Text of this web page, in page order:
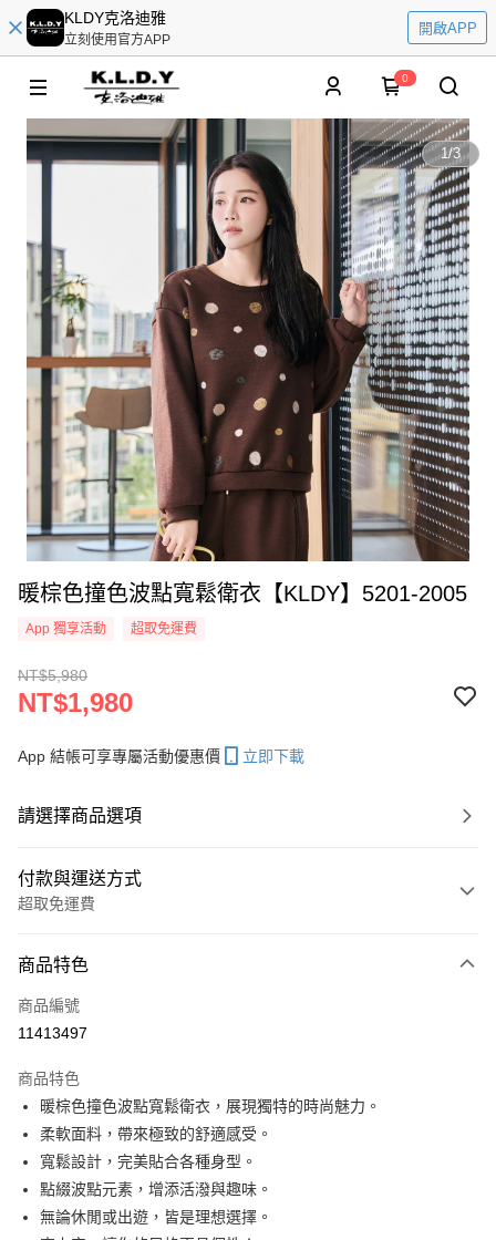
KLDY克洛迪雅
立刻使用官方APP
開啟APP
0
1/3
暖棕色撞色波點寬鬆衛衣【KLDY】5201-2005
App 獨享活動 超取免運費
NT$5,980
NT$1,980
App 結帳可享專屬活動優惠價 立即下載
請選擇商品選項
付款與運送方式
超取免運費
信用卡一次付款
超商取貨付款
運送方式
全家取貨付款
免運費
付款後全家取貨
商品特色
商品編號
11413497
商品特色
暖棕色撞色波點寬鬆衛衣，展現獨特的時尚魅力。
柔軟面料，帶來極致的舒適感受。
寬鬆設計，完美貼合各種身型。
點綴波點元素，增添活潑與趣味。
無論休閒或出遊，皆是理想選擇。